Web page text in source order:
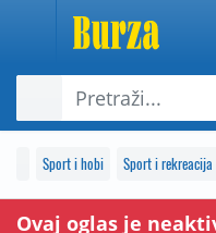
Sport i hobi Sport i rekreacija
Ovaj oglas je